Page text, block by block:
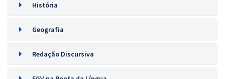
História
Geografia
Redação Discursiva